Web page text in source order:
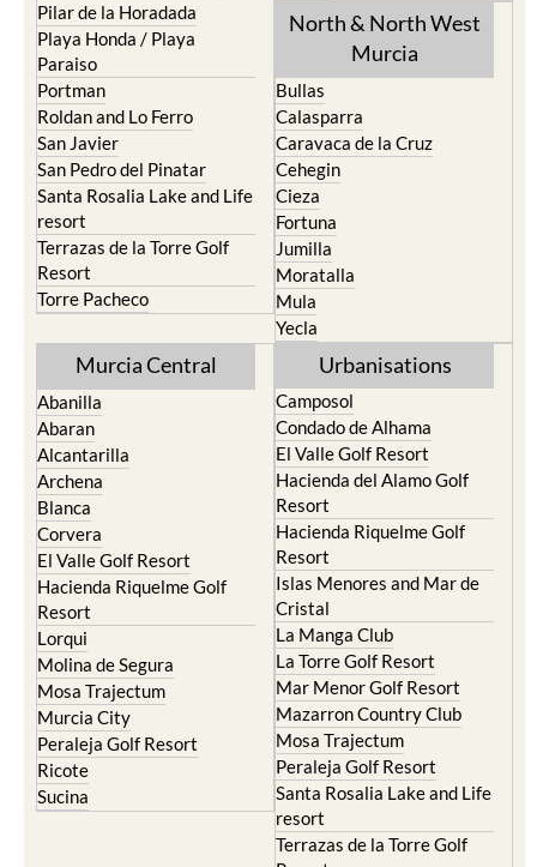
Pilar de la Horadada
Playa Honda / Playa
Paraiso
Portman
Roldan and Lo Ferro
San Javier
San Pedro del Pinatar
Santa Rosalia Lake and Life
resort
Terrazas de la Torre Golf
Resort
Torre Pacheco
North & North West
Murcia
Bullas
Calasparra
Caravaca de la Cruz
Cehegin
Cieza
Fortuna
Jumilla
Moratalla
Mula
Yecla
Murcia Central
Abanilla
Abaran
Alcantarilla
Archena
Blanca
Corvera
El Valle Golf Resort
Hacienda Riquelme Golf
Resort
Lorqui
Molina de Segura
Mosa Trajectum
Murcia City
Peraleja Golf Resort
Ricote
Sucina
Urbanisations
Camposol
Condado de Alhama
El Valle Golf Resort
Hacienda del Alamo Golf
Resort
Hacienda Riquelme Golf
Resort
Islas Menores and Mar de
Cristal
La Manga Club
La Torre Golf Resort
Mar Menor Golf Resort
Mazarron Country Club
Mosa Trajectum
Peraleja Golf Resort
Santa Rosalia Lake and Life
resort
Terrazas de la Torre Golf